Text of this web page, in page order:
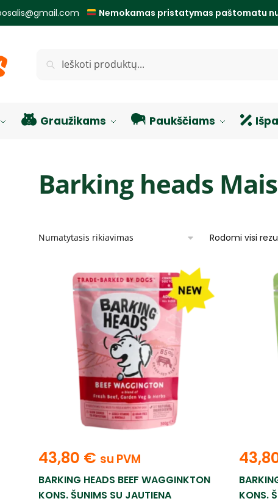
Nemokamas pristatymas paštomatu
Graužikams Paukščiams
Barking heads
Rodomi visi
43,80 € su PVM
BARKING HEADS BEEF WAGGINKTON
KONS. ŠUNIMS SU JAUTIENA
KONS.